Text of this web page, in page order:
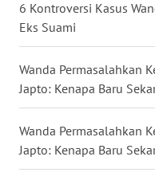
6 Kontroversi Kasus
Eks Suami
Wanda Permasalahkan
Japto: Kenapa Baru
Wanda Permasalahkan
Japto: Kenapa Baru